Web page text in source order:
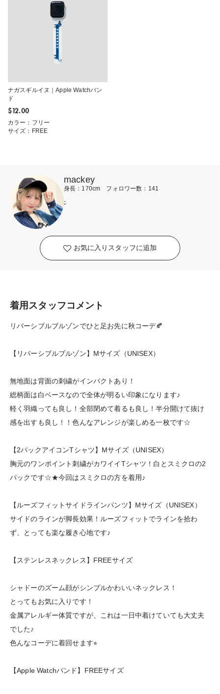
ナガスギルイヌ｜Apple Watchバン
ド
$‌12.00
カラー：フリー
サイズ：FREE
mackey
身長：170cm フォロワー数：141
-
お気に入りスタッフに追加
着用スタッフコメント
リバーシブルブルゾンでひと足お先に秋コーデ🍂
【リバーシブルブルゾン】Mサイズ（UNISEX）
無地面は背面の刺繍がインパクトあり！
総柄面は白ベースなので全体が明るい印象になります♪
軽く羽織っても良し！全部閉めて着るも良し！半分開けて抜け
感を出すも良し！！色んなアレンジが楽しめる一枚です☆
【2パックアイコンTシャツ】Mサイズ（UNISEX）
胸元のワンポイント刺繍がカワイイTシャツ！白とスミクロの2
パックです☆★今回はスミクロの方を着用♪
【ルーズフィットサイドラインパンツ】Mサイズ（UNISEX）
サイドのラインが脚長効果！ルーズフィットでラインを拾わ
ず、とっても楽な履き心地です♪
【ステンレスネックレス】FREEサイズ
シャドーのズーム顔がシンプルかわいいネックレス！
とってもお気に入りです！
金属アレルギー体質ですが、これは一日中着けていても大丈夫
でした♪
色んなコーデに着回せます⭐︎
【Apple Watchバンド】FREEサイズ